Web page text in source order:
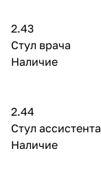
2.43
Стул врача
Наличие
2.44
Стул ассистента
Наличие